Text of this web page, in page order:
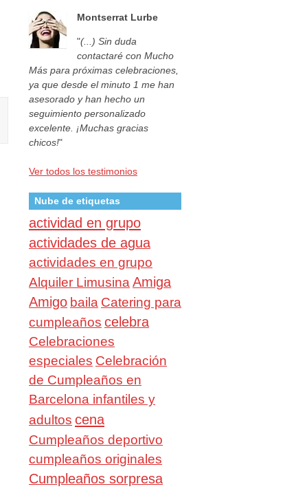
Montserrat Lurbe
"(...) Sin duda
contactaré con Mucho
Más para próximas celebraciones,
ya que desde el minuto 1 me han
asesorado y han hecho un
seguimiento personalizado
excelente. ¡Muchas gracias
chicos!"
Ver todos los testimonios
Nube de etiquetas
actividad en grupo
actividades de agua
actividades en grupo
Alquiler Limusina Amiga
Amigo baila Catering para
cumpleaños celebra
Celebraciones
especiales Celebración
de Cumpleaños en
Barcelona infantiles y
adultos cena
Cumpleaños deportivo
cumpleaños originales
Cumpleaños sorpresa